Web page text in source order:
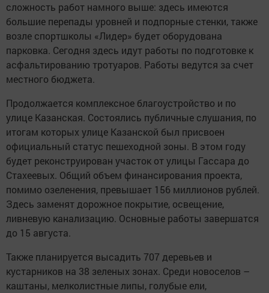
сложность работ намного выше: здесь имеются
большие перепады уровней и подпорные стенки, также
возле спортшколы «Лидер» будет оборудована
парковка. Сегодня здесь идут работы по подготовке к
асфальтированию тротуаров. Работы ведутся за счет
местного бюджета.
Продолжается комплексное благоустройство и по
улице Казанская. Состоялись публичные слушания, по
итогам которых улице Казанской был присвоен
официальный статус пешеходной зоны. В этом году
будет реконструирован участок от улицы Гассара до
Стахеевых. Общий объем финансирования проекта,
помимо озеленения, превышает 156 миллионов рублей.
Здесь заменят дорожное покрытие, освещение,
ливневую канализацию. Основные работы завершатся
до 15 августа.
Также планируется высадить 707 деревьев и
кустарников на 38 зеленых зонах. Среди новоселов –
каштаны, мелколистные липы, голубые ели,